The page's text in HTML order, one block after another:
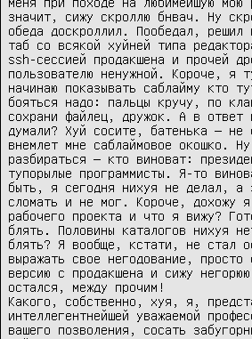
значит, сижу скроллю бнвач. Ну
обеда доскроллил. Пообедал, решил
таб со всякой хуйней типа
ssh-сессией продакшена и прочей
пользователю ненужной. Короче, я
начинаю показывать саблайму кто
бояться надо: пальцы кручу, по
сохрани файлец, дружок. А в ответ
думали? Хуй сосите, батенька — не
внемлет мне саблаймовое окошко.
разбираться — кто виноват:
тупорылые программисты. Я-то
быть, я сегодня нихуя не делал, а
сломать и не мог. Короче, дохожу я
рабочего проекта и что я вижу?
блять. Половины каталогов нихуя
блять? Я вообще, кстати, не стал
выражать свое негодование, просто
версию с продакшена и сижу
остался, между прочим!
Какого, собственно, хуя, я,
интеллегентнейшей уважаемой
вашего позволения, сосать